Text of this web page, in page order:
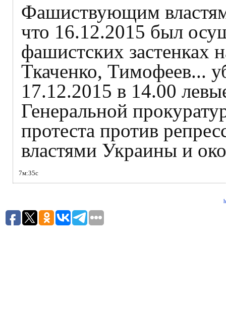
Фашиствующим
что 16.12.2015 был
фашистских застенках
Ткаченко, Тимофеев...
17.12.2015 в 14.00
Генеральной
протеста против
властями Украины и
7м:35с